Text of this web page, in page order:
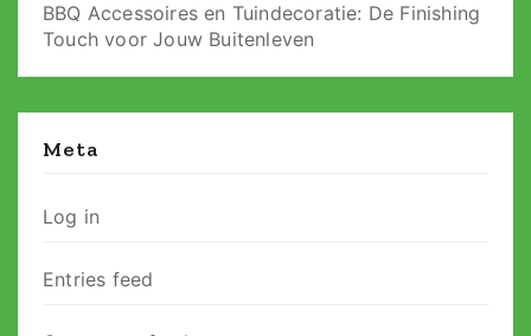
BBQ Accessoires en Tuindecoratie: De Finishing
Touch voor Jouw Buitenleven
Meta
Log in
Entries feed